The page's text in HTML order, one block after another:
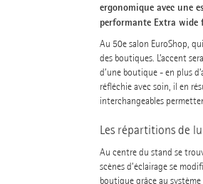
ergonomique avec une
performante Extra wide
Au 50e salon EuroShop,
des boutiques. L’accent
d’une boutique - en plus
réfléchie avec soin, il en
interchangeables
Les répartitions de
Au centre du stand se
scènes d’éclairage se
boutique grâce au